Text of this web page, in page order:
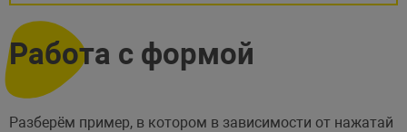
Работа с формой
Разберём пример, в котором в зависимости от нажатай